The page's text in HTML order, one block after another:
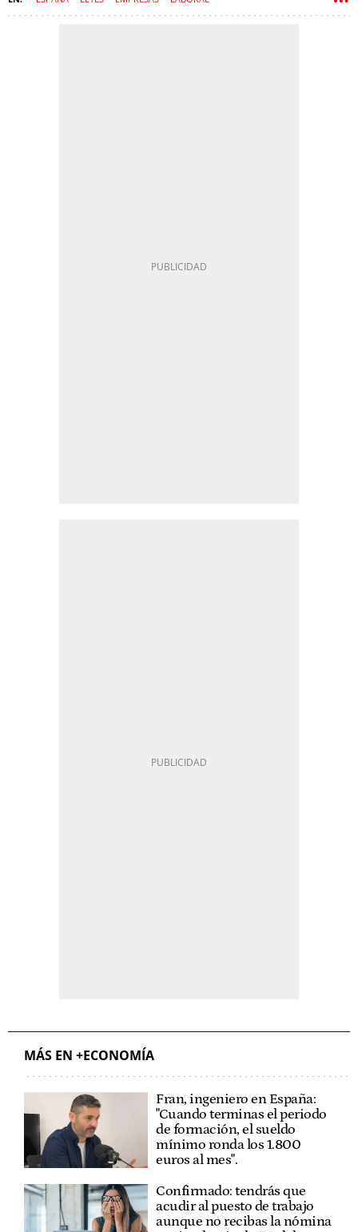
MÁS EN +ECONOMÍA
Fran, ingeniero en España:
"Cuando terminas el periodo
de formación, el sueldo
mínimo ronda los 1.800
euros al mes".
Confirmado: tendrás que
acudir al puesto de trabajo
aunque no recibas la nómina